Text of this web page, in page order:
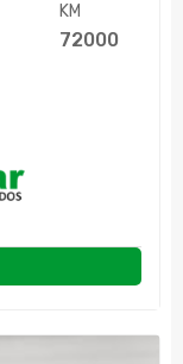
KM
72000